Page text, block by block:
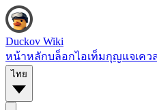
Duckov Wiki
หน้าหลักบล็อกไอเท็มกุญแจเคว
ไทย